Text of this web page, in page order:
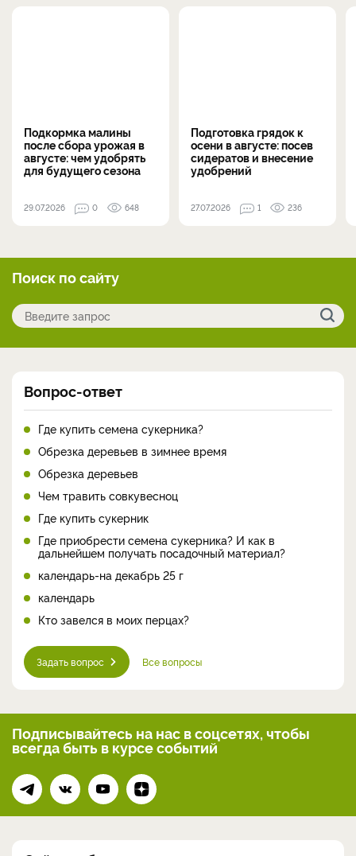
Подкормка малины
после сбора урожая в
августе: чем удобрять
для будущего сезона
29.07.2026 0 648
Подготовка грядок к
осени в августе: посев
сидератов и внесение
удобрений
27.07.2026 1 236
Поиск по сайту
Вопрос-ответ
Где купить семена сукерника?
Обрезка деревьев в зимнее время
Обрезка деревьев
Чем травить совкувесноц
Где купить сукерник
Где приобрести семена сукерника? И как в
дальнейшем получать посадочный материал?
календарь-на декабрь 25 г
календарь
Кто завелся в моих перцах?
Задать вопрос Все вопросы
Подписывайтесь на нас в соцсетях, чтобы
всегдабыть в курсе событий